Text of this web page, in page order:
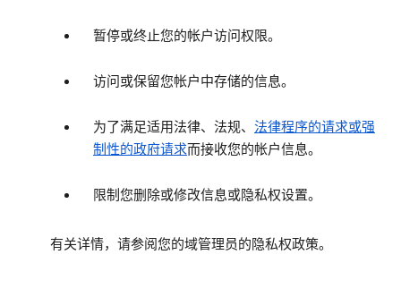
暂停或终止您的帐户访问权限。
访问或保留您帐户中存储的信息。
为了满足适用法律、法规、 法律程序的请求或强
制性的政府请求而接收您的帐户信息。
限制您删除或修改信息或隐私权设置。
有关详情，请参阅您的域管理员的隐私权政策。